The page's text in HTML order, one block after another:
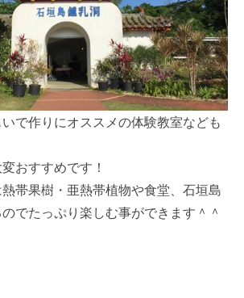
で作りにオススメの体験教室なども
おすすめです！
帯果樹・亜熱帯植物や食堂、石垣島
でたっぷり楽しむ事ができます＾＾